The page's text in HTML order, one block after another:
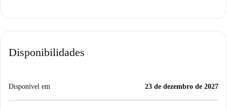
Disponibilidades
Disponível em 23 de dezembro de 2027